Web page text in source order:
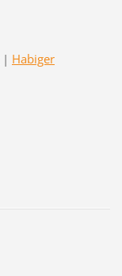
| Habiger